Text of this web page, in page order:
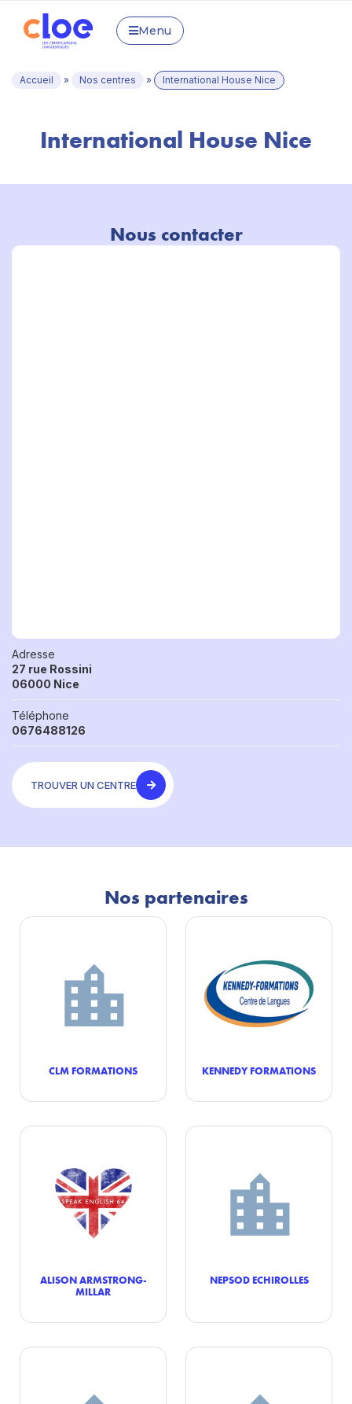
Menu
Accueil » Nos centres » International House Nice
International House Nice
Nous contacter
Adresse
27 rue Rossini
06000 Nice
Téléphone
0676488126
TROUVER UN CENTRE
Nos partenaires
CLM FORMATIONS KENNEDY FORMATIONS
ALISON ARMSTRONG-
MILLAR
NEPSOD ECHIROLLES